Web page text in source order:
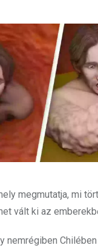
megmutatja, mi
vált ki az
nemrégiben